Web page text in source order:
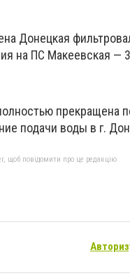
Донецкая
на ПС Макеевская —
прекращена
подачи воды в г.
щоб повідомити про це редакцію